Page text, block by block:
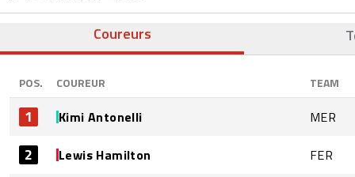
Coureurs
POS. COUREUR TEAM
1 Kimi Antonelli MER
2 Lewis Hamilton FER